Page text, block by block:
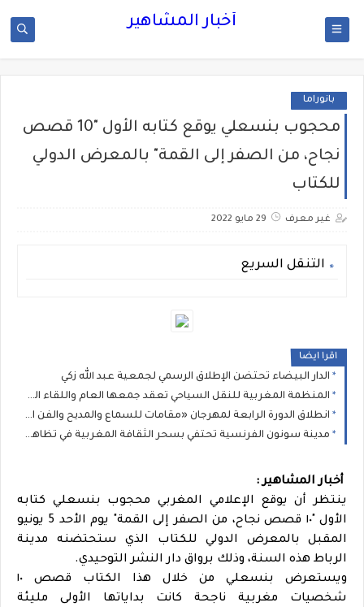
أخبار المشاهير
بانوراما
محجوب بنسعلي يوقع كتابه الأول "10 قصص
نجاح، من الصفر إلى القمة" بالمعرض الدولي
للكتاب
غير معرف 29 مايو 2022
التنقل السريع
اقرا ايضا
الدار البيضاء تحتضن الإطلاق الرسمي لجمعية عبد الله زكي
المنظمة المغربية للنقل السياحي تعقد جمعها العام واللقاء الوطني لمهنيي القطاع بالدار البيضاء: محطة مؤسساتية لتقوية الحوار وتثمين دور النقل السياحي في التنمية
انطلاق الدورة الرابعة لمهرجان «مقامات للسماع والمديح والفن العيساوي» بالمدينة العتيقة للدار البيضاء
مدينة سونون الفرنسية تحتفي بسحر الثقافة المغربية في تظاهرة "أحاسيس المغرب"
أخبار المشاهير :
ينتظر أن يوقع الإعلامي المغربي محجوب بنسعلي كتابه
الأول "١٠ قصص نجاح، من الصفر إلى القمة" يوم الأحد 5 يونيو
المقبل بالمعرض الدولي للكتاب الذي ستحتضنه مدينة
الرباط هذه السنة، وذلك برواق دار النشر التوحيدي.
ويستعرض بنسعلي من خلال هذا الكتاب قصص ١٠
شخصيات مغربية ناجحة كانت بداياتها الأولى مليئة